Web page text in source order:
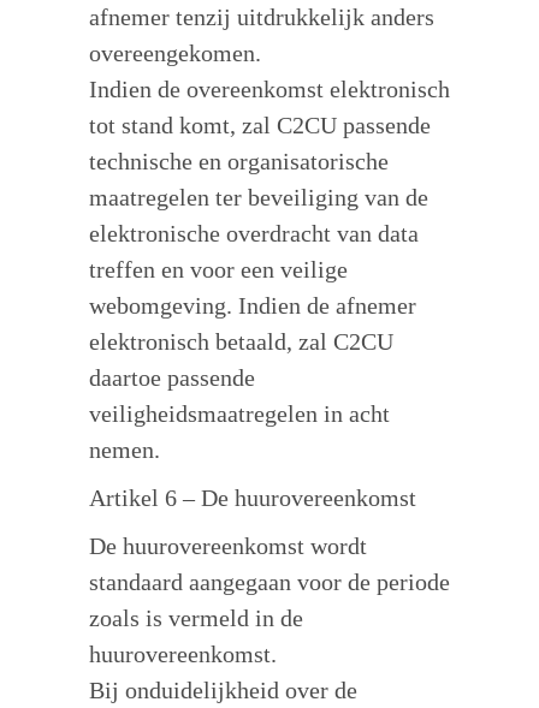
afnemer tenzij uitdrukkelijk anders
overeengekomen.
Indien de overeenkomst elektronisch
tot stand komt, zal C2CU passende
technische en organisatorische
maatregelen ter beveiliging van de
elektronische overdracht van data
treffen en voor een veilige
webomgeving. Indien de afnemer
elektronisch betaald, zal C2CU
daartoe passende
veiligheidsmaatregelen in acht
nemen.
Artikel 6 – De huurovereenkomst
De huurovereenkomst wordt
standaard aangegaan voor de periode
zoals is vermeld in de
huurovereenkomst.
Bij onduidelijkheid over de